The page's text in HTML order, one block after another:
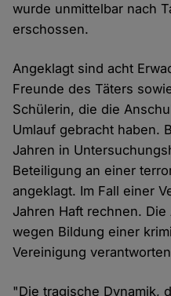
wurde unmittelbar nach
erschossen.
Angeklagt sind acht
Freunde des Täters
Schülerin, die die
Umlauf gebracht haben.
Jahren in
Beteiligung an einer
angeklagt. Im Fall einer
Jahren Haft rechnen.
wegen Bildung einer
Vereinigung
"Die tragische Dynamik,